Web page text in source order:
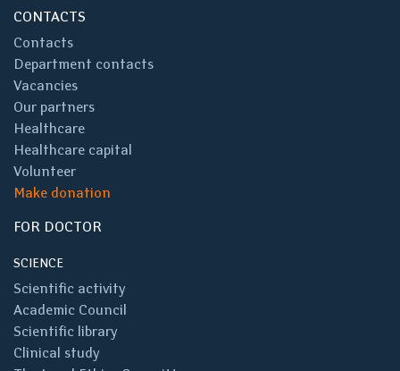
CONTACTS
Contacts
Department contacts
Vacancies
Our partners
Healthcare
Healthcare capital
Volunteer
Make donation
FOR DOCTOR
SCIENCE
Scientific activity
Academic Council
Scientific library
Clinical study